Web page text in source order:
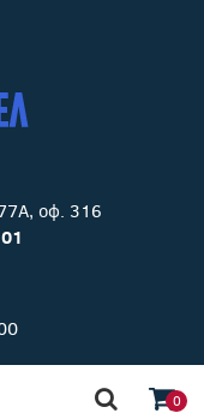
оф. 316
0